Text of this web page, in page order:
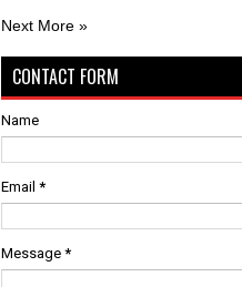
Next More »
CONTACT FORM
Name
Email *
Message *